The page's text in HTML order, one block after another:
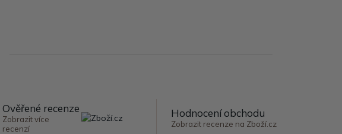
Ověřené recenze
Zobrazit více
recenzí
Hodnocení obchodu
Zobrazit recenze na Zboží.cz